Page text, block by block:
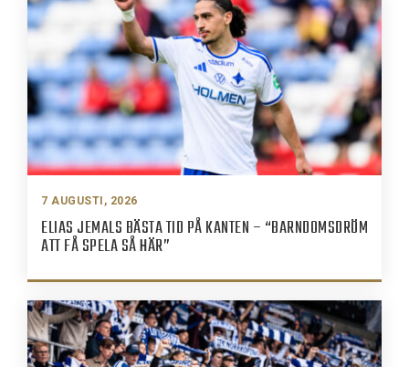
7 AUGUSTI, 2026
ELIAS JEMALS BÄSTA TID PÅ KANTEN – “BARNDOMSDRÖM
ATT FÅ SPELA SÅ HÄR”